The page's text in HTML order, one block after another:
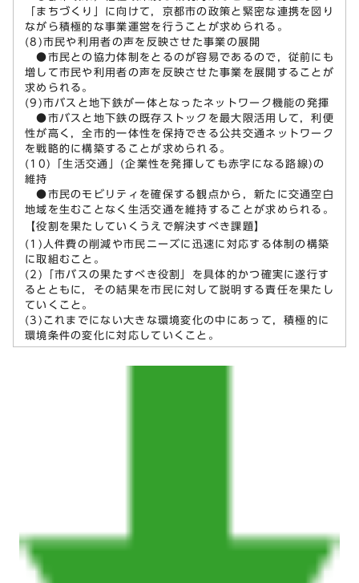
「まちづくり」に向けて，京都市の政策と緊密な連携を図り
ながら積極的な事業運営を行うことが求められる。
(8)市民や利用者の声を反映させた事業の展開
●市民との協力体制をとるのが容易であるので，従前にも
増して市民や利用者の声を反映させた事業を展開することが
求められる。
(9)市バスと地下鉄が一体となったネットワーク機能の発揮
●市バスと地下鉄の既存ストックを最大限活用して，利便
性が高く，全市的一体性を保持できる公共交通ネットワーク
を戦略的に構築することが求められる。
(10)「生活交通」(企業性を発揮しても赤字になる路線)の
維持
●市民のモビリティを確保する観点から，新たに交通空白
地域を生むことなく生活交通を維持することが求められる。
【役割を果たしていくうえで解決すべき課題】
(1)人件費の削減や市民ニーズに迅速に対応する体制の構築
に取組むこと。
(2)「市バスの果たすべき役割」を具体的かつ確実に遂行す
るとともに，その結果を市民に対して説明する責任を果たし
ていくこと。
(3)これまでにない大きな環境変化の中にあって，積極的に
環境条件の変化に対応していくこと。